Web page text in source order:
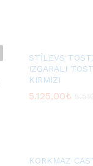
STİLEVS
IZGARALI
KIRMIZI
5.125,00₺
5.125,00₺
KORKMAZ